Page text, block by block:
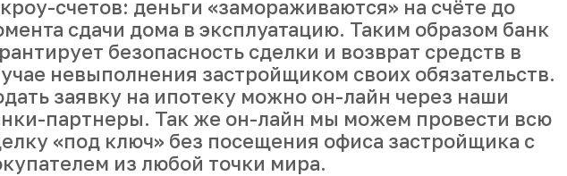
счетов: деньги «замораживаются» на счёте до
сдачи дома в эксплуатацию. Таким образом банк
безопасность сделки и возврат средств в
невыполнения застройщиком своих обязательств.
заявку на ипотеку можно он-лайн через наши
партнеры. Так же он-лайн мы можем провести всю
«под ключ» без посещения офиса застройщика с
из любой точки мира.